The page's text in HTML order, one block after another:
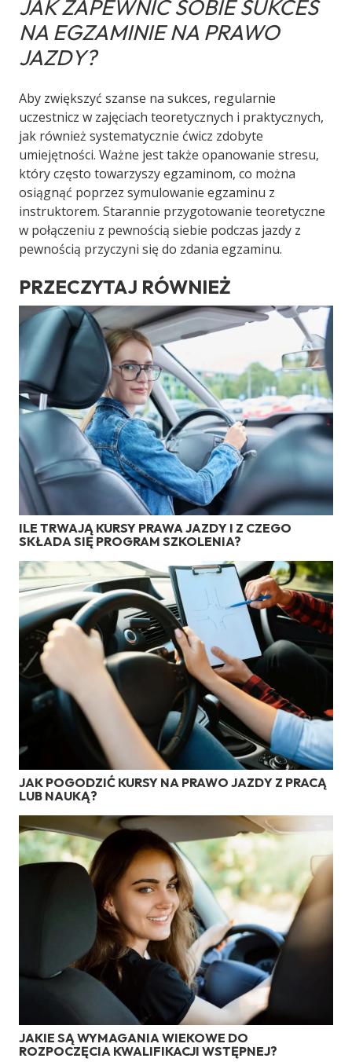
JAK ZAPEWNIĆ SOBIE SUKCES
NA EGZAMINIE NA PRAWO
JAZDY?
Aby zwiększyć szanse na sukces, regularnie
uczestnicz w zajęciach teoretycznych i praktycznych,
jak również systematycznie ćwicz zdobyte
umiejętności. Ważne jest także opanowanie stresu,
który często towarzyszy egzaminom, co można
osiągnąć poprzez symulowanie egzaminu z
instruktorem. Starannie przygotowanie teoretyczne
w połączeniu z pewnością siebie podczas jazdy z
pewnością przyczyni się do zdania egzaminu.
PRZECZYTAJ RÓWNIEŻ
ILE TRWAJĄ KURSY PRAWA JAZDY I Z CZEGO
SKŁADA SIĘ PROGRAM SZKOLENIA?
JAK POGODZIĆ KURSY NA PRAWO JAZDY Z PRACĄ
LUB NAUKĄ?
JAKIE SĄ WYMAGANIA WIEKOWE DO
ROZPOCZĘCIA KWALIFIKACJI WSTĘPNEJ?